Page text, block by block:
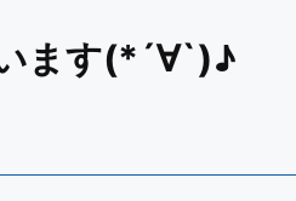
ます(*´∀`)♪